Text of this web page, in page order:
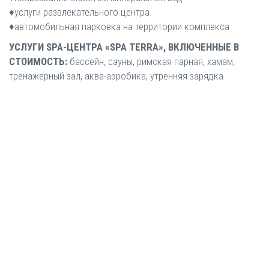
♦услуги развлекательного центра
♦автомобильная парковка на территории комплекса
УСЛУГИ SPA-ЦЕНТРА «SPA TERRA», ВКЛЮЧЕННЫЕ В
СТОИМОСТЬ: бассейн, сауны, римская парная, хамам,
тренажерный зал, аква-аэробика, утренняя зарядка